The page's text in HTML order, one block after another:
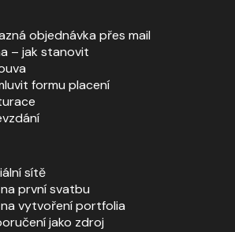
objednávka přes mail
– jak stanovit
formu placení
sítě
první svatbu
vytvoření portfolia
jako zdroj